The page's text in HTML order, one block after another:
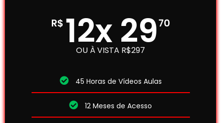
R$ 12x 2970
OU À VISTA R$297
45 Horas de Vídeos Aulas
12 Meses de Acesso